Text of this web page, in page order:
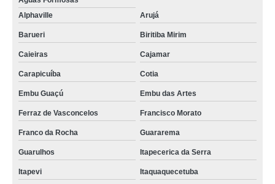
Alphaville
Arujá
Barueri Biritiba Mirim
Caieiras Cajamar
Carapicuíba Cotia
Embu Guaçú Embu das Artes
Ferraz de Vasconcelos Francisco Morato
Franco da Rocha Guararema
Guarulhos Itapecerica da Serra
Itapevi Itaquaquecetuba